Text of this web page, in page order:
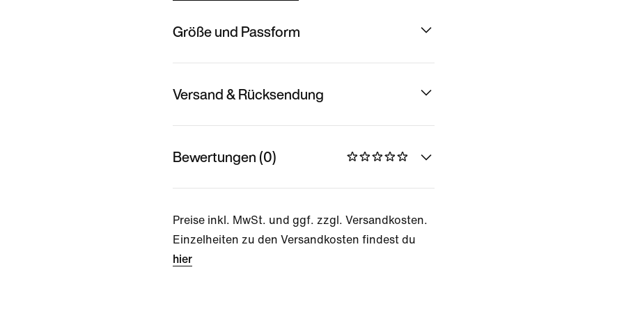
Größe und Passform
Versand & Rücksendung
Bewertungen (0)
Preise inkl. MwSt. und ggf. zzgl. Versandkosten.
Einzelheiten zu den Versandkosten findest du
hier